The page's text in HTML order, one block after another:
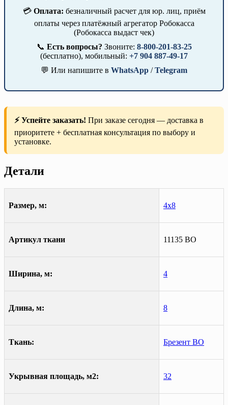
💳 Оплата: безналичный расчет для юр. лиц, приём
оплаты через платёжный агрегатор Робокасса
(Робокасса выдаст чек)
📞 Есть вопросы? Звоните: 8-800-201-83-25
(бесплатно), мобильный: +7 904 887-49-17
💬 Или напишите в WhatsApp /Telegram
⚡ Успейте заказать! При заказе сегодня — доставка в
приоритете + бесплатная консультация по выбору и
установке.
Детали
Размер, м: 4х8
Артикул ткани 11135 ВО
Ширина, м: 4
Длина, м: 8
Ткань: Брезент ВО
Укрывная площадь, м2: 32